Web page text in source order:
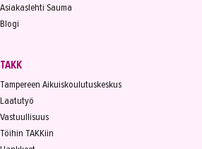
Asiakaslehti Sauma
Blogi
TAKK
Tampereen Aikuiskoulutuskeskus
Laatutyö
Vastuullisuus
Töihin TAKKiin